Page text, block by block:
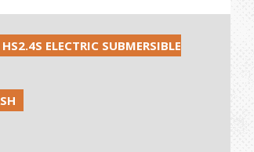
ELECTRIC SUBMERSIBLE